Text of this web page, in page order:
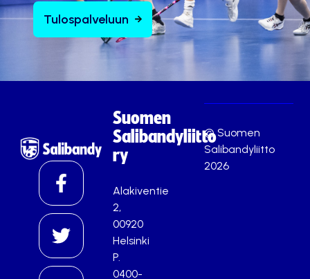
Tulospalveluun
Suomen
Salibandyliitto
ry
Alakiventie
2,
00920
Helsinki
P.
0400-
© Suomen
Salibandyliitto
2026